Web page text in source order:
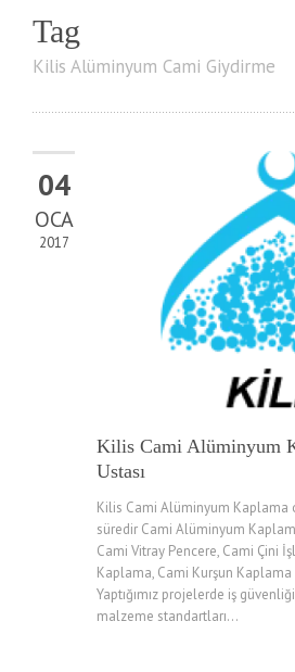
Tag
Kilis Alüminyum Cami Giydirme
04
OCA
2017
Kilis Cami Alüminyum
Ustası
Kilis Cami Alüminyum Kaplama
süredir Cami Alüminyum
Cami Vitray Pencere, Cami Çini
Kaplama, Cami Kurşun Kaplama
Yaptığımız projelerde iş
malzeme standartları...